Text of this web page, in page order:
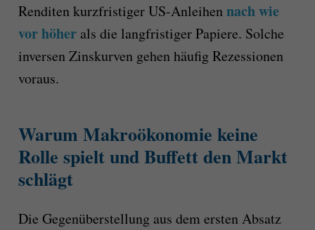
Renditen kurzfristiger US-Anleihennach wie
vor höherals die langfristiger Papiere. Solche
inversen Zinskurven gehen häufig Rezessionen
voraus.
Warum Makroökonomie keine
Rolle spielt und Buffett den Markt
schlägt
Die Gegenüberstellung aus dem ersten Absatz